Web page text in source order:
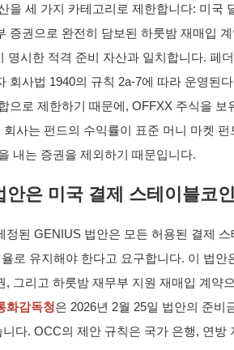
을 세 가지 카테고리로 제한합니다: 미국
증권으로 완전히 담보된 하룻밤 재매입
명시한 적격 준비 자산과 일치합니다. 페
회사법 1940의 규칙 2a-7에 따라 운영된
으로 제한하기 때문에, OFFXX 주식을
회사는 펀드의 수익률이 표준 머니 마켓
내는 증권을 제외하기 때문입니다.
안은 미국 결제 스테이블코
정된 GENIUS 법안은 모든 허용된 결제
로 유지해야 한다고 요구합니다. 이 법
, 그리고 하룻밤 재무부 지원 재매입 계
화감독청은 2026년 2월 25일 법안의 준비
다. OCC의 제안 규칙은 국가 은행, 연